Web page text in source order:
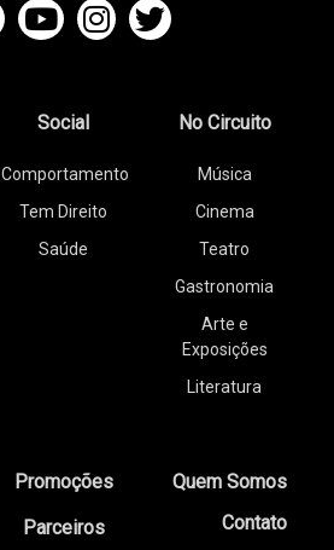
Social
Comportamento
Tem Direito
Saúde
No Circuito
Música
Cinema
Teatro
Gastronomia
Arte e
Exposições
Literatura
Promoções
Parceiros
Quem Somos
Contato